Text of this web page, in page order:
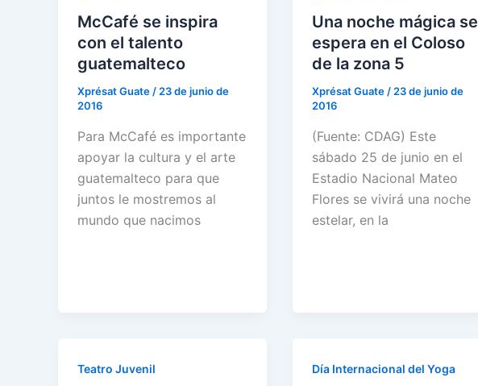
McCafé se inspira
con el talento
guatemalteco
Xprésat Guate / 23 de junio de
2016
Para McCafé es importante
apoyar la cultura y el arte
guatemalteco para que
juntos le mostremos al
mundo que nacimos
Una noche mágica se
espera en el Coloso
de la zona 5
Xprésat Guate / 23 de junio de
2016
(Fuente: CDAG) Este
sábado 25 de junio en el
Estadio Nacional Mateo
Flores se vivirá una noche
estelar, en la
Teatro Juvenil Día Internacional del Yoga